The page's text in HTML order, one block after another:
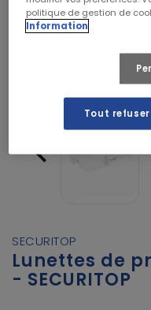

SECURITOP
Lunettes de
- SECURITOP
politique de gestion de
Information
Tout refuser